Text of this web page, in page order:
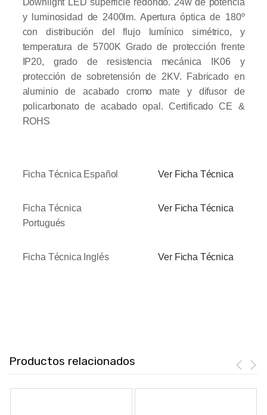
y luminosidad de 2400lm. Apertura óptica de 180º
con distribución del flujo lumínico simétrico, y
temperatura de 5700K Grado de protección frente
IP20, grado de resistencia mecánica IK06 y
protección de sobretensión de 2KV. Fabricado en
aluminio de acabado cromo mate y difusor de
policarbonato de acabado opal. Certificado CE &
ROHS
Ficha Técnica Español Ver Ficha Técnica
Ficha Técnica
Portugués
Ver Ficha Técnica
Ficha Técnica Inglés Ver Ficha Técnica
Productos relacionados